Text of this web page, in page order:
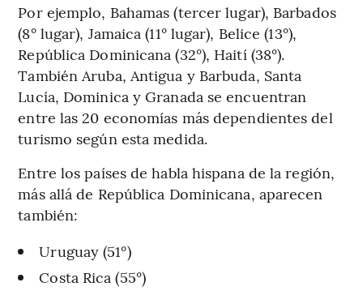
Por ejemplo, Bahamas (tercer lugar), Barbados
(8° lugar), Jamaica (11° lugar), Belice (13°),
República Dominicana (32°), Haití (38°).
También Aruba, Antigua y Barbuda, Santa
Lucía, Dominica y Granada se encuentran
entre las 20 economías más dependientes del
turismo según esta medida.
Entre los países de habla hispana de la región,
más allá de República Dominicana, aparecen
también:
Uruguay (51°)
Costa Rica (55°)